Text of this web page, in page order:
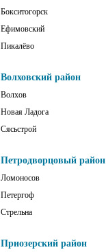
Бокситогорск
Ефимовский
Пикалёво
Волховский район
Волхов
Новая Ладога
Сясьстрой
Петродворцовый район
Ломоносов
Петергоф
Стрельна
Приозерский район